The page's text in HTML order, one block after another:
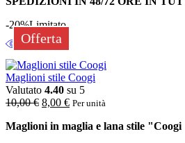
Offerta
-20%Limitato
Maglioni stile Coogi
Valutato 4.40 su 5
10,00€ 8,00 € Per unità
Maglioni in maglia e lana stile "Coogi